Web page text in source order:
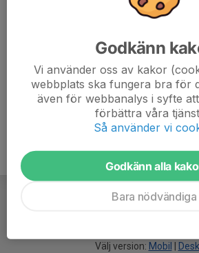
Välj version: Mobil
Godkänn
Vi använder oss av kakor
webbplats ska fungera bra för
även för webbanalys i syfte
förbättra våra
Så använder vi
Godkänn alla
Bara nödvändiga